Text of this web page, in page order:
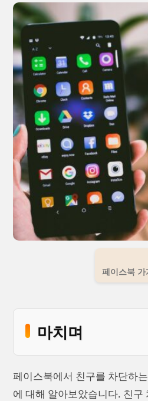
페이스북 가
마치며
페이스북에서 친구를 차단하
에 대해 알아보았습니다. 친구